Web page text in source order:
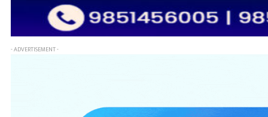
- ADVERTISEMENT -